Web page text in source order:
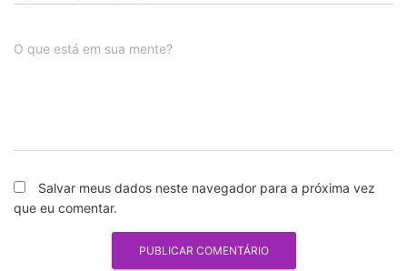
O que está em sua mente?
Salvar meus dados neste navegador para a próxima vez
que eu comentar.